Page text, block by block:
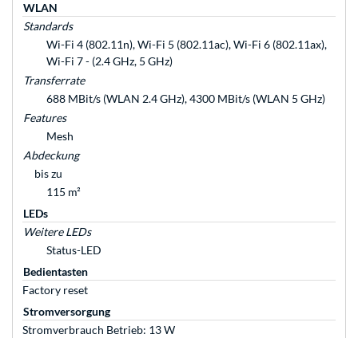
WLAN
Standards
Wi-Fi 4 (802.11n), Wi-Fi 5 (802.11ac), Wi-Fi 6 (802.11ax),
Wi-Fi 7 - (2.4 GHz, 5 GHz)
Transferrate
688 MBit/s (WLAN 2.4 GHz), 4300 MBit/s (WLAN 5 GHz)
Features
Mesh
Abdeckung
bis zu
115 m²
LEDs
Weitere LEDs
Status-LED
Bedientasten
Factory reset
Stromversorgung
Stromverbrauch Betrieb: 13 W